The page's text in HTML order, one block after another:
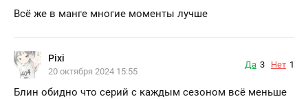
Всё же в манге многие моменты лучше
Pixi
20 октября 2024 15:55
Да 3 Нет 1
Блин обидно что серий с каждым сезоном всё меньше